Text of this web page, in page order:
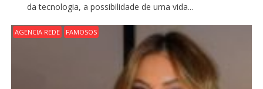
da tecnologia, a possibilidade de uma vida...
AGENCIA REDE FAMOSOS